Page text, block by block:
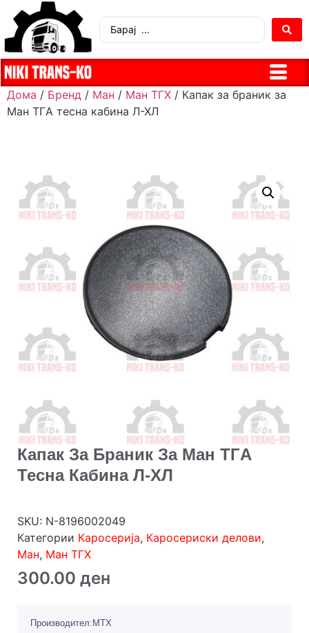
Дома / Бренд / Ман / Ман ТГХ / Капак за браник за
Ман ТГA тесна кабина Л-ХЛ
Капак За Браник За Ман ТГA
Тесна Кабина Л-ХЛ
SKU: N-8196002049
Категории Каросерија, Каросериски делови,
Ман, Ман ТГХ
300.00 ден
Производител:MTX